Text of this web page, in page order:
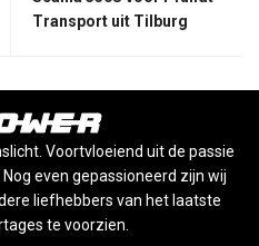
Transport uit Tilburg
Voortvloeiend uit de passie
even gepassioneerd zijn wij
liefhebbers van het laatste
te voorzien.